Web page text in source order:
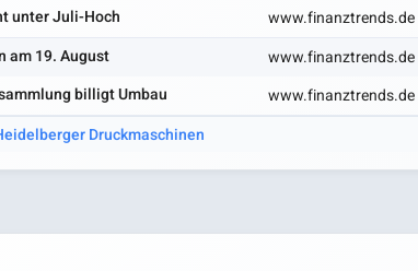
unter Juli-Hoch
www.finanztrends.de
am 19. August
www.finanztrends.de
billigt Umbau
www.finanztrends.de
Druckmaschinen